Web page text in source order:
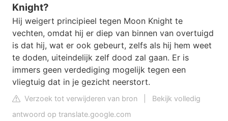
Knight?
Hij weigert principieel tegen Moon Knight te
vechten, omdat hij er diep van binnen van overtuigd
is dat hij, wat er ook gebeurt, zelfs als hij hem weet
te doden, uiteindelijk zelf dood zal gaan. Er is
immers geen verdediging mogelijk tegen een
vliegtuig dat in je gezicht neerstort.
Verzoek tot verwijderen van bron
Bekijk volledig
antwoord op translate.google.com